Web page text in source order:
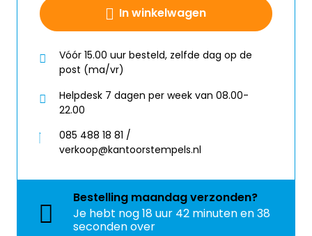
In winkelwagen
Vóór 15.00 uur besteld, zelfde dag op de
post (ma/vr)
Helpdesk 7 dagen per week van 08.00-
22.00
085 488 18 81 /
verkoop@kantoorstempels.nl
Bestelling maandagverzonden?
Je hebt nog18 uur 42 minuten en 38
seconden over